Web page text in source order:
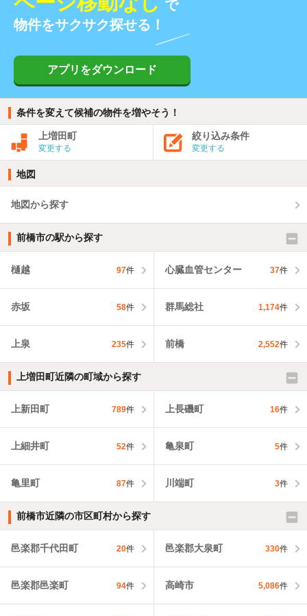
で
物件をサクサク探せる！
アプリをダウンロード
条件を変えて候補の物件を増やそう！
上増田町
変更する
絞り込み条件
変更する
地図
地図から探す
前橋市の駅から探す
樋越 97件 心臓血管センター 37件
赤坂 58件 群馬総社 1,174件
上泉 235件 前橋 2,552件
上増田町近隣の町域から探す
上新田町 789件 上長磯町 16件
上細井町 52件 亀泉町 5件
亀里町 87件 川端町 3件
前橋市近隣の市区町村から探す
邑楽郡千代田町 20件 邑楽郡大泉町 330件
邑楽郡邑楽町 94件 高崎市 5,086件